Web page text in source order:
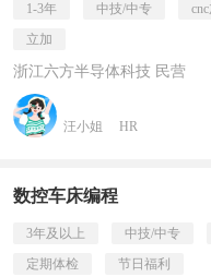
1-3年 中技/中专
立加
浙江六方半导体科技 民营
汪小姐 HR
数控车床编程
3年及以上 中技/中专
定期体检
节日福利